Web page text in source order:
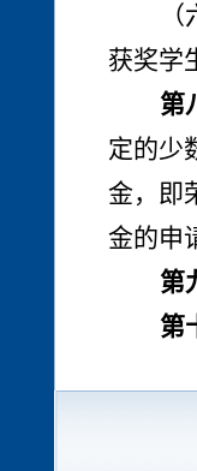
获奖学
第
定的少
金，即
金的申
第
第